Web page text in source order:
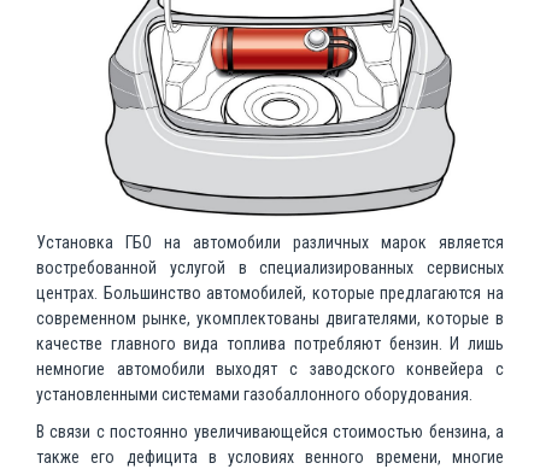
Установка ГБО на автомобили различных марок является
востребованной услугой в специализированных сервисных
центрах. Большинство автомобилей, которые предлагаются на
современном рынке, укомплектованы двигателями, которые в
качестве главного вида топлива потребляют бензин. И лишь
немногие автомобили выходят с заводского конвейера с
установленными системами газобаллонного оборудования.
В связи с постоянно увеличивающейся стоимостью бензина, а
также его дефицита в условиях венного времени, многие